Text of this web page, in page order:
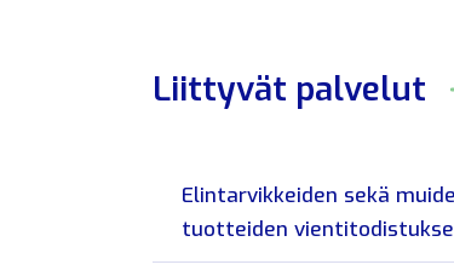
Liittyvät palvelut
Elintarvikkeiden sekä
tuotteiden